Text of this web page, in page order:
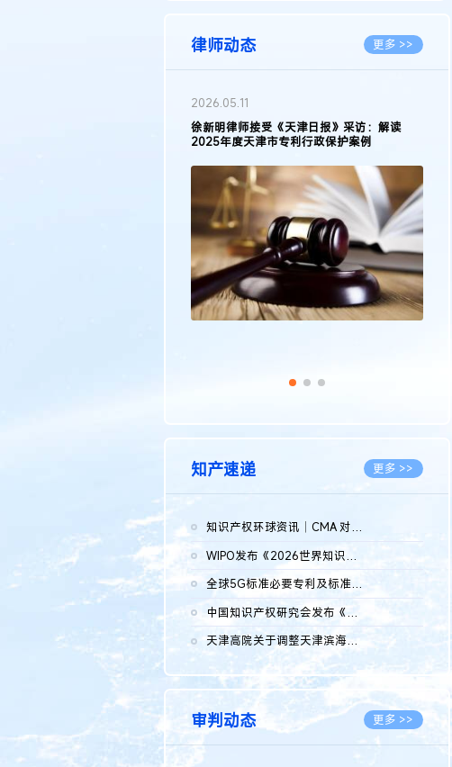
地理标志 更多 >>
集成电路布图设计
传统文化 更多 >>
律师动态 更多 >>
2026.05.11
徐新明律师接受《天津日报》采访：解读
2025年度天津市专利行政保护案例
知产速递 更多 >>
知识产权环球资讯｜CMA 对微软发起调查；批量搬运二手平台数据构...
WIPO发布《2026世界知识产权报告》 含报告全文
全球5G标准必要专利及标准提案研究报告（2026年）全文发布
中国知识产权研究会发布《2025年度中国企业海外知识产权纠纷调查...
2026.08.07
天津高院关于调整天津滨海高新技术产业开发区华苑科技园一审普通...
2026.08.07
审判动态 更多 >>